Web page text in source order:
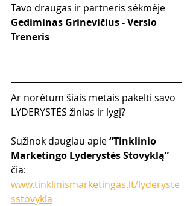
Tavo draugas ir partneris sėkmėje
Gediminas Grinevičius - Verslo
Treneris
Ar norėtum šiais metais pakelti savo
LYDERYSTĖS žinias ir lygį?
Sužinok daugiau apie “Tinklinio
Marketingo Lyderystės Stovyklą”
čia:
www.tinklinismarketingas.lt/lyderyste
sstovykla